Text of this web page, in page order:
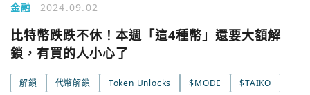
金融 2024.09.02
比特幣跌跌不休！本週「這4種幣」還要大額解
鎖，有買的人小心了
解鎖 代幣解鎖 Token Unlocks $MODE $TAIKO
使用以下帳號繼續
城市